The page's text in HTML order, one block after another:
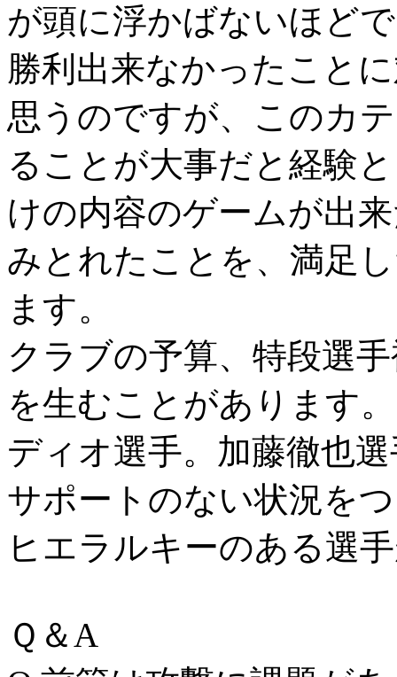
が頭に浮かばないほど
勝利出来なかったこと
思うのですが、このカ
ることが大事だと経験
けの内容のゲームが出
みとれたことを、満足
ます。
クラブの予算、特段選
を生むことがあります
ディオ選手。加藤徹也
サポートのない状況を
ヒエラルキーのある選
Ｑ＆A